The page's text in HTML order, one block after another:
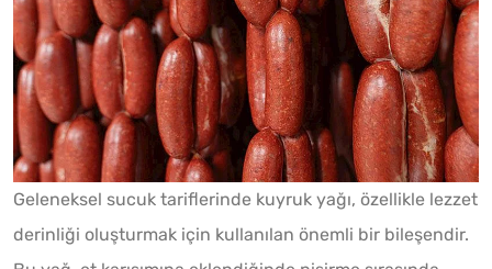
Geleneksel sucuk tariflerinde kuyruk yağı, özellikle lezzet
derinliği oluşturmak için kullanılan önemli bir bileşendir.